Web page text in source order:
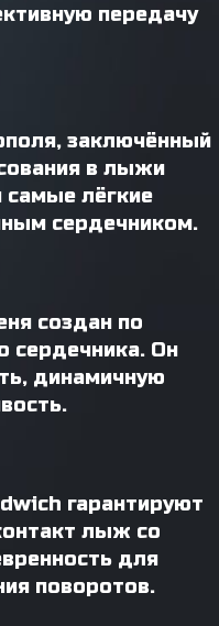
передачу
заключённый
в лыжи
самые лёгкие
сердечником.
создан по
сердечника. Он
динамичную
гарантируют
лыж со
для
поворотов.